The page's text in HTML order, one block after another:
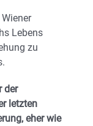
Lebens
zu
der
letzten
eher wie